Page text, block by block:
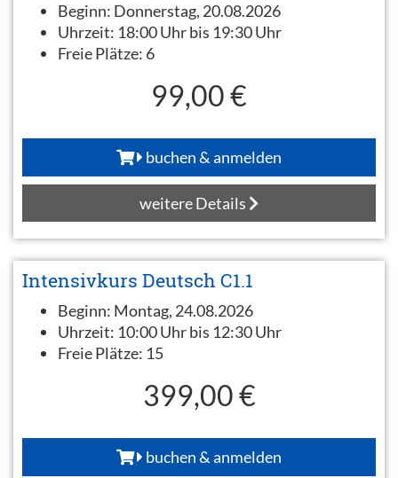
Beginn: Donnerstag, 20.08.2026
Uhrzeit: 18:00 Uhr bis 19:30 Uhr
Freie Plätze: 6
99,00 €
buchen & anmelden
weitere Details
Intensivkurs Deutsch C1.1
Beginn: Montag, 24.08.2026
Uhrzeit: 10:00 Uhr bis 12:30 Uhr
Freie Plätze: 15
399,00 €
buchen & anmelden